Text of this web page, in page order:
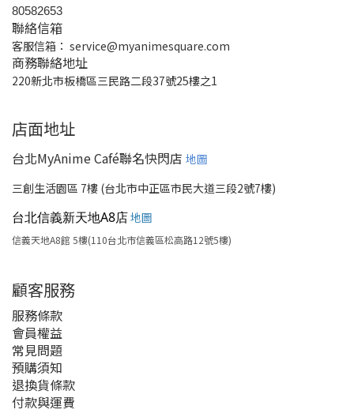
80582653
聯絡信箱
客服信箱： service@myanimesquare.com
商務聯絡地址
220新北市板橋區三民路二段37號25樓之1
店面地址
台北MyAnime Café聯名快閃店 地圖
三創生活園區 7樓 (台北市中正區市民大道三段2號7樓)
台北信義新天地A8店地圖
信義天地A8館 5樓(110台北市信義區松高路12號5樓)
顧客服務
服務條款
會員權益
常見問題
預購須知
退換貨條款
付款與運費